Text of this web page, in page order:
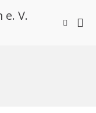
V.
Such-